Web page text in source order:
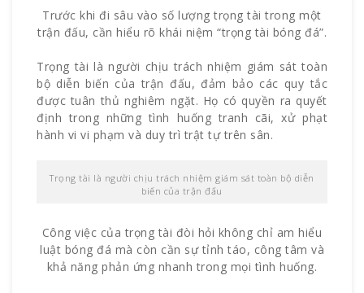
Trước khi đi sâu vào số lượng trọng tài trong một
trận đấu, cần hiểu rõ khái niệm “trọng tài bóng đá”.
Trọng tài là người chịu trách nhiệm giám sát toàn
bộ diễn biến của trận đấu, đảm bảo các quy tắc
được tuân thủ nghiêm ngặt. Họ có quyền ra quyết
định trong những tình huống tranh cãi, xử phạt
hành vi vi phạm và duy trì trật tự trên sân.
Trọng tài là người chịu trách nhiệm giám sát toàn bộ diễn
biến của trận đấu
Công việc của trọng tài đòi hỏi không chỉ am hiểu
luật bóng đá mà còn cần sự tỉnh táo, công tâm và
khả năng phản ứng nhanh trong mọi tình huống.